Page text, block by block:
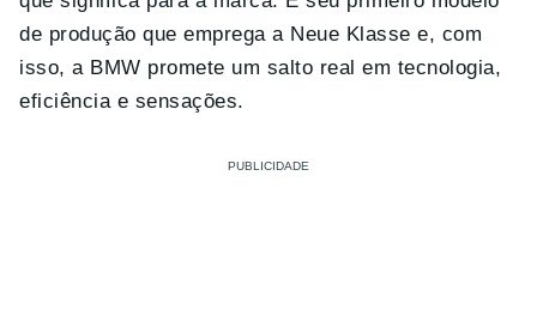
de produção que emprega a Neue Klasse e, com
isso, a BMW promete um salto real em tecnologia,
eficiência e sensações.